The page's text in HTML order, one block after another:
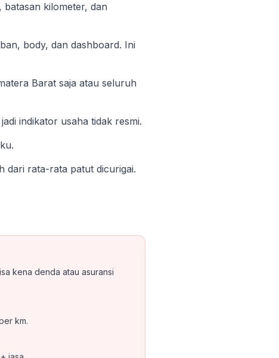
batasan kilometer, dan
body, dan dashboard. Ini
Barat saja atau seluruh
indikator usaha tidak resmi.
dari rata-rata patut dicurigai.
kena denda atau asuransi
km.